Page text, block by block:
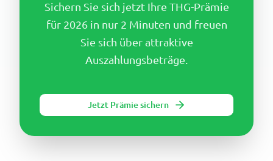
Sichern Sie sich jetzt Ihre THG-Prämie
für 2026 in nur 2 Minuten und freuen
Sie sich über attraktive
Auszahlungsbeträge.
Jetzt Prämie sichern